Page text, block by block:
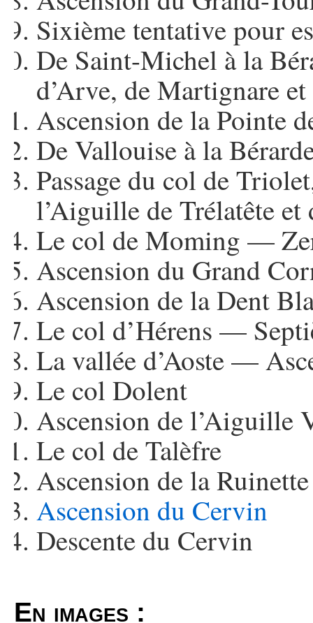
Sixième tentative pour
De Saint-Michel à la
d’Arve, de Martignare
Ascension de la Pointe
De Vallouise à la
Passage du col de
l’Aiguille de Trélatête et
Le col de Moming —
Ascension du Grand
Ascension de la Dent
Le col d’Hérens —
La vallée d’Aoste —
Le col Dolent
Ascension de l’Aiguille
Le col de Talèfre
Ascension de la
Ascension du Cervin
Descente du Cervin
En images :